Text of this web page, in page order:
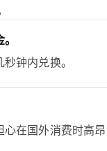
钟内兑换。
心在国外消费时高昂